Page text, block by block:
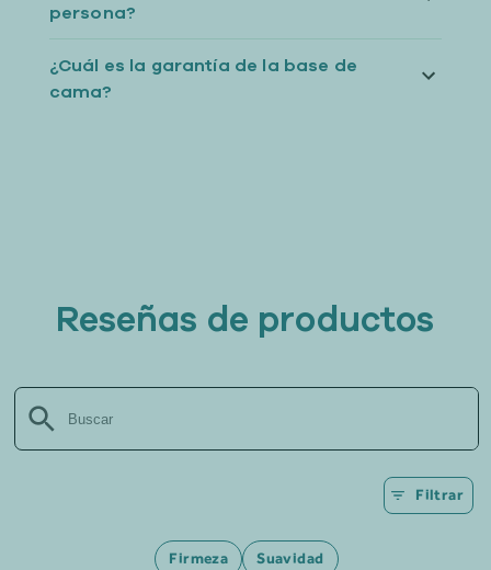
persona?
¿Cuál es la garantía de la base de
cama?
Reseñas de productos
Filtrar
Firmeza Suavidad